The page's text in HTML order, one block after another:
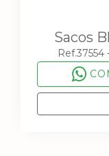
Sacos
Ref.37554